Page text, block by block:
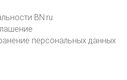
BN.ru
персональных данных